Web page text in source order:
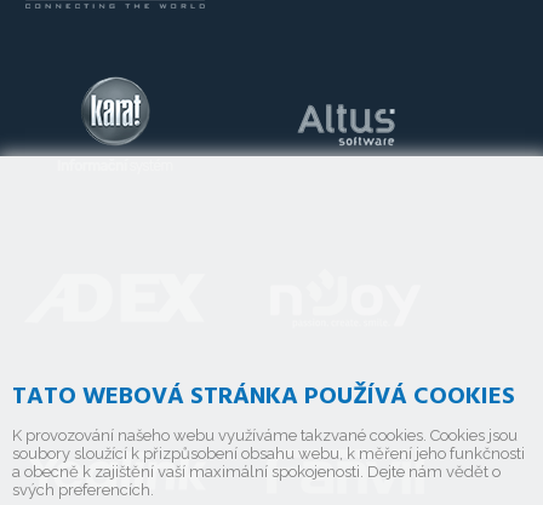
TATO WEBOVÁ STRÁNKA POUŽÍVÁ COOKIES
K provozování našeho webu využíváme takzvané cookies. Cookies jsou
soubory sloužící k přizpůsobení obsahu webu, k měření jeho funkčnosti
a obecně k zajištění vaší maximální spokojenosti. Dejte nám vědět o
svých preferencích.